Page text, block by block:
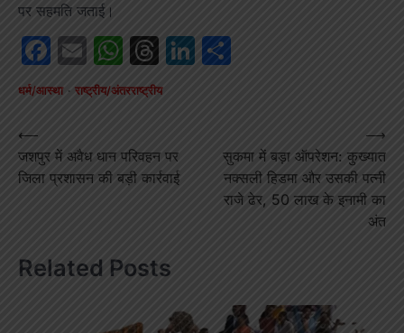
पर सहमति जताई।
Facebook
EmailWhatsApp
Threads
LinkedIn
धर्म/आस्था राष्ट्रीय/अंतरराष्ट्रीय
Post
navigation
⟵
जशपुर में अवैध धान परिवहन पर
जिला प्रशासन की बड़ी कार्रवाई
सुकमा में बड़ा ऑपरेशन: कुख्यात
नक्सली हिडमा और उसकी पत्नी
राजे ढेर, 50 लाख के इनामी का
अंत
⟶
Related Posts